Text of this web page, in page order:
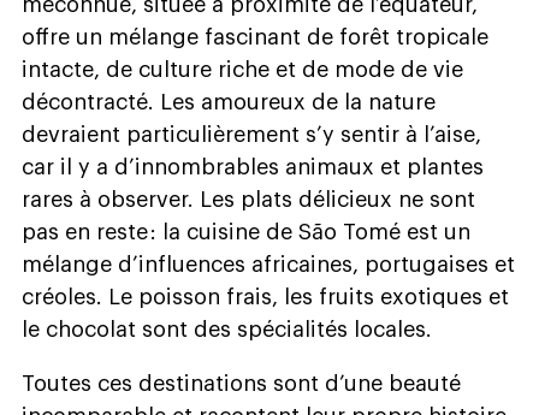
méconnue, située à proximité de l’équateur,
offre un mélange fascinant de forêt tropicale
intacte, de culture riche et de mode de vie
décontracté. Les amoureux de la nature
devraient particulièrement s’y sentir à l’aise,
car il y a d’innombrables animaux et plantes
rares à observer. Les plats délicieux ne sont
pas en reste : la cuisine de São Tomé est un
mélange d’influences africaines, portugaises et
créoles. Le poisson frais, les fruits exotiques et
le chocolat sont des spécialités locales.
Toutes ces destinations sont d’une beauté